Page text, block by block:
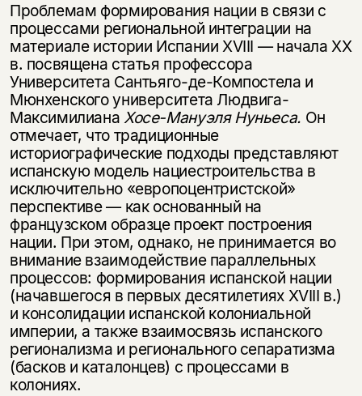
Проблемам формирования нации в связи с
процессами региональной ин­тег­рации на
материале истории Испании XVIII — начала XX
в. посвящена статья профес­сора
Университета Сантьяго-де-Компостела и
Мюнхенского университета Людви­га-
Максимилиана Хосе-Мануэля Нуньеса. Он
отмечает, что традиционные
историографические подходы представляют
испанскую модель нациестроительства в
исключительно «европоцентристской»
перспективе — как основанный на
французском образце проект построения
нации. При этом, однако, не принимается во
внимание взаимодействие параллельных
процессов: формирования испанской нации
(начавшегося в первых десятилетиях XVIII в.)
и консолидации испанской колониальной
империи, а также взаимосвязь испанского
регионализма и регионального сепаратизма
(басков и каталонцев) с процессами в
колониях.